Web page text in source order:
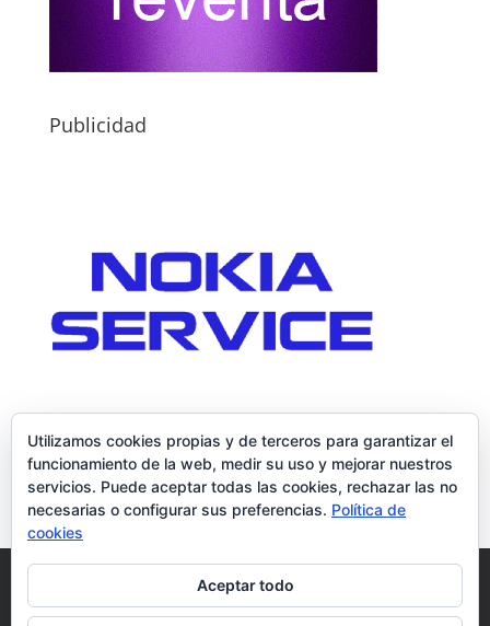
Publicidad
Condiciones y Privacidad
Contacto
Tienda Carrito Mi cuenta
Utilizamos cookies propias y de terceros para garantizar el
funcionamiento de la web, medir su uso y mejorar nuestros
servicios. Puede aceptar todas las cookies, rechazar las no
necesarias o configurar sus preferencias. Política de
cookies
Aceptar todo